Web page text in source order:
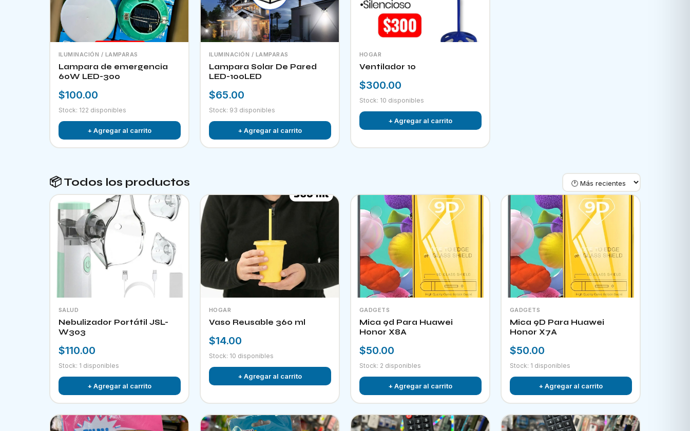
ILUMINACIÓN / LAMPARAS
Lampara de emergencia
60W LED-300
$100.00
Stock: 122 disponibles
+ Agregar al carrito
ILUMINACIÓN / LAMPARAS
Lampara Solar De Pared
LED-100LED
$65.00
Stock: 93 disponibles
+ Agregar al carrito
HOGAR
Ventilador 10
$300.00
Stock: 10 disponibles
+ Agregar al carrito
📦 Todos los productos
SALUD
Nebulizador Portátil JSL-
W303
$110.00
Stock: 1 disponibles
+ Agregar al carrito
HOGAR
Vaso Reusable 360 ml
$14.00
Stock: 10 disponibles
+ Agregar al carrito
GADGETS
Mica 9d Para Huawei
Honor X8A
$50.00
Stock: 2 disponibles
+ Agregar al carrito
GADGETS
Mica 9D Para Huawei
Honor X7A
$50.00
Stock: 1 disponibles
+ Agregar al carrito